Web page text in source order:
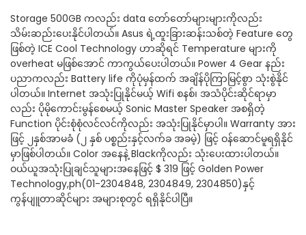
Storage 500GB ကလည်း data တော်တော်များများကိုလည်း
သိမ်းဆည်းပေးနိုင်ပါတယ်။ Asus ရဲ့ထူးခြားဆန်းသစ်တဲ့ Feature တွေ
ဖြစ်တဲ့ ICE Cool Technology ဟာဆိုရင် Temperature များကို
overheat မဖြစ်အောင် ကာကွယ်ပေးပါတယ်။ Power 4 Gear နည်း
ပညာကလည်း Battery life ကိုပုံမှန်ထက် အချိန်ပိုကြာမြင့်စွာ သုံးစွဲနိုင်
ပါတယ်။ Internet အသုံးပြုနိုင်မယ့် Wifi စနစ်၊ အသံပိုင်းဆိုင်ရာမှာ
လည်း ပိုမိုကောင်းမွန်စေမယ့် Sonic Master Speaker အစရှိတဲ့
Function ပိုင်းစုံစုံလင်လင်ကိုလည်း အသုံးပြုနိုင်မှာပါ။ Warranty အား
ဖြင့် ၂နှစ်အာမခံ (၂ နှစ် ပစ္စည်းနှင့်လက်ခ အခမဲ့) ဖြင့် ဝန်ဆောင်မူရရှိနိုင်
မှာဖြစ်ပါတယ်။ Color အနေနဲ့ Blackကိုလည်း သုံးပေးထားပါတယ်။
ဝယ်ယူအသုံးပြုချင်သူများအနေဖြင့် $ 319 ဖြင့် Golden Power
Technology,ph(01-2304848, 2304849, 2304850)နှင့်
ကွန်ပျူတာဆိုင်များ အများစုတွင် ရရှိနိုင်ပါပြီ။